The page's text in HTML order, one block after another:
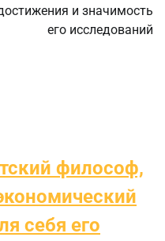
и значимость
его исследований
философ,
себя его